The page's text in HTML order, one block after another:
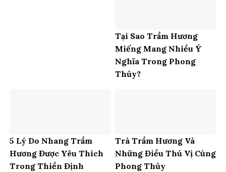
Tại Sao Trầm Hương
Miếng Mang Nhiều Ý
Nghĩa Trong Phong
Thủy?
5 Lý Do Nhang Trầm
Hương Được Yêu Thích
Trong Thiền Định
Trà Trầm Hương Và
Những Điều Thú Vị Cùng
Phong Thủy